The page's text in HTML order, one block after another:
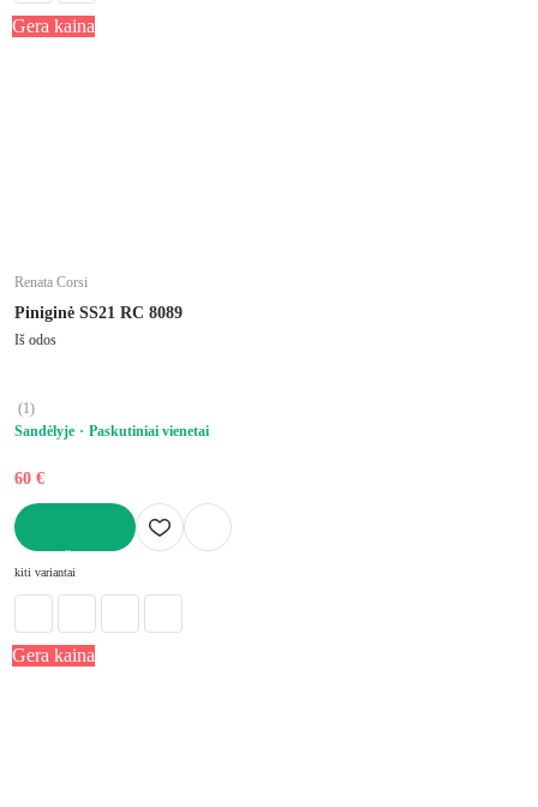
Gera kaina
Renata Corsi
Piniginė SS21 RC 8089
Iš odos
(1)
Sandėlyje
Paskutiniai vienetai
60 €
kiti variantai
Gera kaina